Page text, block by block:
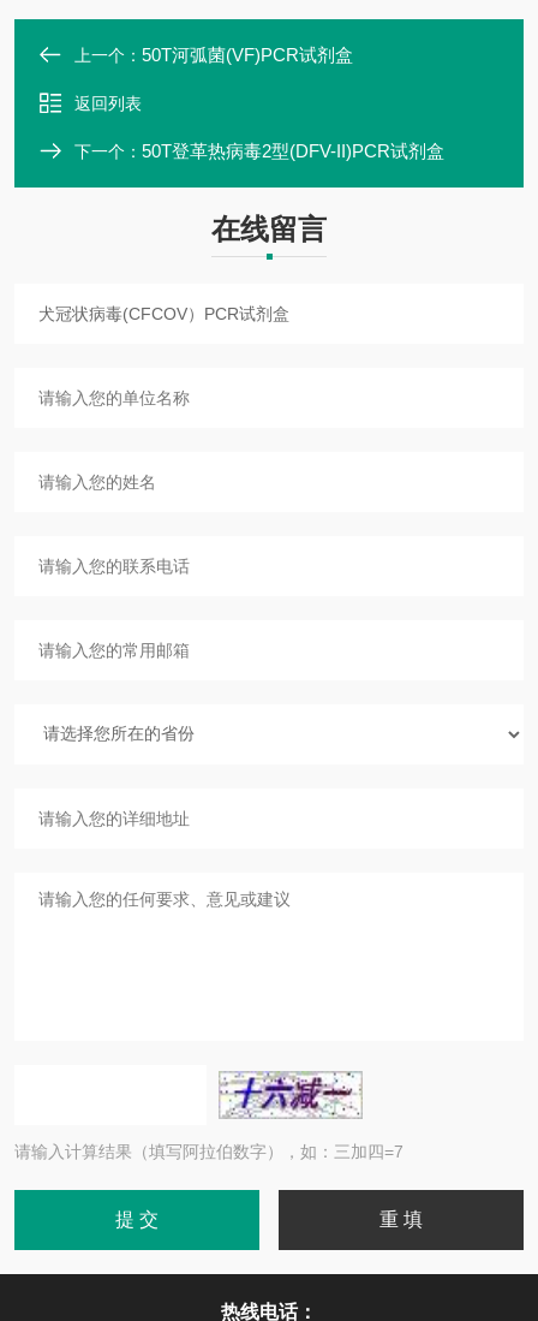
上一个： 50T河弧菌(VF)PCR试剂盒
返回列表
下一个： 50T登革热病毒2型(DFV-II)PCR试剂盒
在线留言
请输入计算结果（填写阿拉伯数字），如：三加四=7
热线电话：